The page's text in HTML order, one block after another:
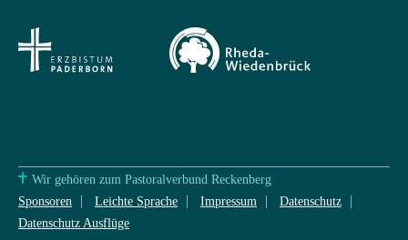
Wir gehören zum Pastoralverbund Reckenberg
Sponsoren
Leichte Sprache Impressum
Datenschutz
Datenschutz Ausflüge